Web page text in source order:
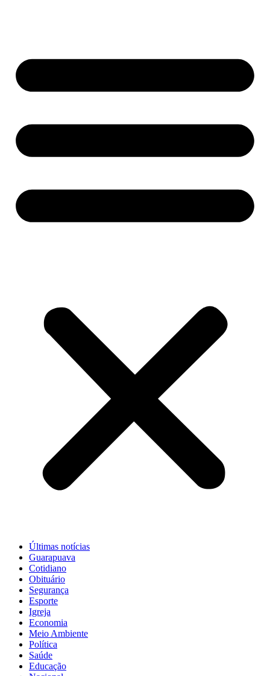
Últimas notícias
Guarapuava
Cotidiano
Obituário
Segurança
Esporte
Igreja
Economia
Meio Ambiente
Política
Saúde
Educação